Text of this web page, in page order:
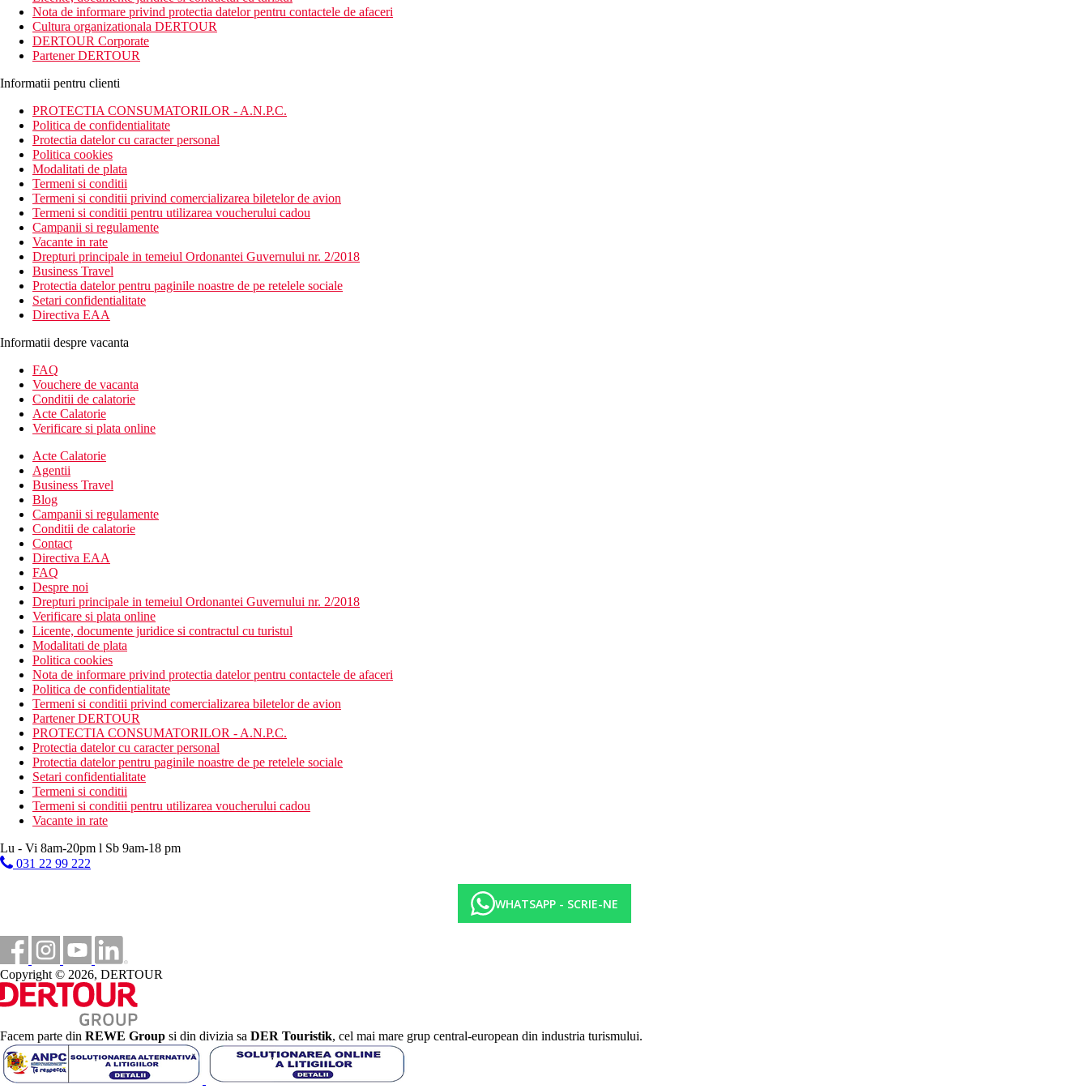
Distanta
Distanta de la aeroport: 16 km
Cel mai apropiat oras: Kundu (2 km)
plaja aproape de hotel
Descrierea camerei
Toate tipurile de camere dispun de:
Balcon
Baie cu dus sau cada
Seif digital (gratuit)
Mini bar
Telefon
Uscator de par
Fierbator
Wifi
TV LCD (satelit)
Halat de baie
fierbator
Papuci
Oglinda de machiaj
Set de ingrijire VIP (set de barbierit, set dentar, pieptene, pila de unghii, lac de pantofi, burete loofah, incaltator)
Descrierea hotelului
Hotelul dispune de:
restaurant principal
4 restaurante a la carte (italian, mexican, turcesc, mediteranean)
7 baruri
sala de conferinte
piscina exterioara
piscina cu tobogane
piscina interioara
Descrierea plajei
plaja cu pietris si nisip
un debarcader este situata chiar langa hotel
Activitati sportive gratuite
Centru spa, masaje, baie turceasca, sauna
coafor, servicii de infrumusetare, manichiura, pedichiura
centru de fitness, yoga, zumba, gimnastica acvatica,
terenuri de tenis, lectii de tenis, tenis de masa
baschet, minifotbal, volei pe plaja
tir cu arcul, petanque, darts
polo pe apa
sporturi nautice
sala de jocuri
biliard, playstation
muzica live, seri si spectacole tematice speciale
programe de animatie
Activitati sportive contra cost
centru spa, masaje, coafura, servicii de infrumusetare, manichiura, pedichiura
sporturi acvatice
sala de jocuri
biliard, playstation
gustari in timpul zilei si noptii
bauturi alcoolice si nealcoolice locale si unele din import gratuite
contra cost: alte bauturi din import, sucuri de fructe proaspete, bauturi de specialitate si bauturi imbuteliate
Categoria oficiala
Site web
https://kremlinpalace.com.tr/en
Nota de informare privind protectia datelor pentru contactele de afaceri
Cultura organizationala DERTOUR
DERTOUR Corporate
Partener DERTOUR
Informatii pentru clienti
PROTECTIA CONSUMATORILOR - A.N.P.C.
Politica de confidentialitate
Protectia datelor cu caracter personal
Politica cookies
Modalitati de plata
Termeni si conditii
Termeni si conditii privind comercializarea biletelor de avion
Termeni si conditii pentru utilizarea voucherului cadou
Campanii si regulamente
Vacante in rate
Drepturi principale in temeiul Ordonantei Guvernului nr. 2/2018
Business Travel
Protectia datelor pentru paginile noastre de pe retelele sociale
Setari confidentialitate
Directiva EAA
Informatii despre vacanta
FAQ
Vouchere de vacanta
Conditii de calatorie
Acte Calatorie
Verificare si plata online
Acte Calatorie
Agentii
Business Travel
Blog
Campanii si regulamente
Conditii de calatorie
Contact
Directiva EAA
FAQ
Despre noi
Drepturi principale in temeiul Ordonantei Guvernului nr. 2/2018
Verificare si plata online
Licente, documente juridice si contractul cu turistul
Modalitati de plata
Politica cookies
Nota de informare privind protectia datelor pentru contactele de afaceri
Politica de confidentialitate
Termeni si conditii privind comercializarea biletelor de avion
Partener DERTOUR
PROTECTIA CONSUMATORILOR - A.N.P.C.
Protectia datelor cu caracter personal
Protectia datelor pentru paginile noastre de pe retelele sociale
Setari confidentialitate
Termeni si conditii
Termeni si conditii pentru utilizarea voucherului cadou
Vacante in rate
Lu - Vi 8am-20pm l Sb 9am-18 pm
031 22 99 222
WHATSAPP - SCRIE-NE
Copyright © 2026, DERTOUR
Facem parte din REWE Group si din divizia sa DER Touristik, cel mai mare grup central-european din industria turismului.